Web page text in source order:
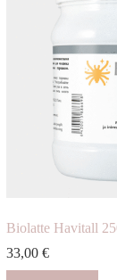
Biolatte Havitall
33,00 €